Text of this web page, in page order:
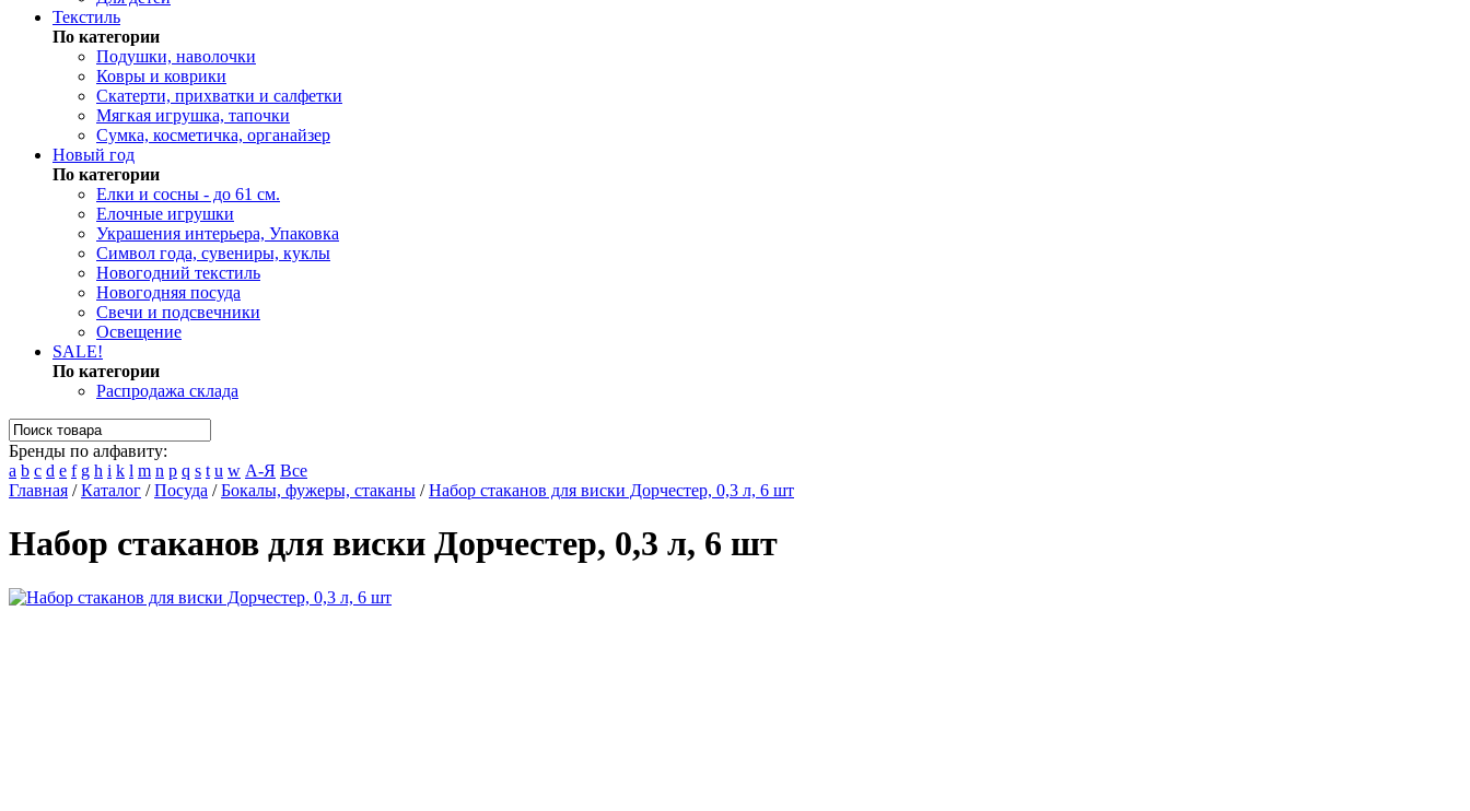
Текстиль
По категории
Подушки, наволочки
Ковры и коврики
Скатерти, прихватки и салфетки
Мягкая игрушка, тапочки
Сумка, косметичка, органайзер
Новый год
По категории
Елки и сосны - до 61 см.
Елочные игрушки
Украшения интерьера, Упаковка
Символ года, сувениры, куклы
Новогодний текстиль
Новогодняя посуда
Свечи и подсвечники
Освещение
SALE!
По категории
Распродажа склада
Бренды по алфавиту:
a b c d e f g h i k l m n p q s t u w А-Я Все
Главная /Каталог /Посуда /Бокалы, фужеры, стаканы /Набор стаканов для виски Дорчестер, 0,3 л, 6 шт
Набор стаканов для виски Дорчестер, 0,3 л, 6 шт